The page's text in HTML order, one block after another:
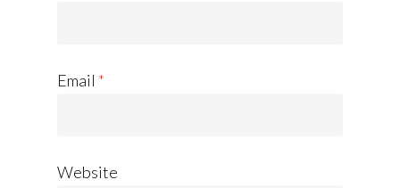
Email *
Website